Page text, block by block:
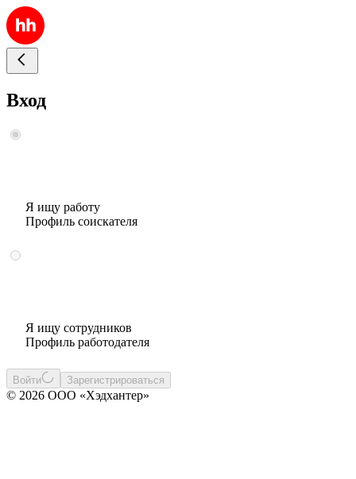
Вход
Я ищу работу
Профиль соискателя
Я ищу сотрудников
Профиль работодателя
Войти Зарегистрироваться
© 2026 ООО «Хэдхантер»